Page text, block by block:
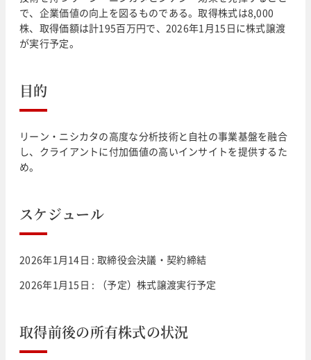
で、企業価値の向上を図るものである。取得株式は8,000
株、取得価額は計195百万円で、2026年1月15日に株式譲渡
が実行予定。
目的
リーン・ニシカタの高度な分析技術と自社の事業基盤を融合
し、クライアントに付加価値の高いインサイトを提供するた
め。
スケジュール
2026年1月14日 : 取締役会決議・契約締結
2026年1月15日 : （予定）株式譲渡実行予定
取得前後の所有株式の状況